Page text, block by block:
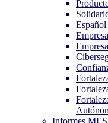
Español
Informes